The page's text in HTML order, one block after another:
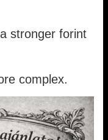
stronger forint
complex.